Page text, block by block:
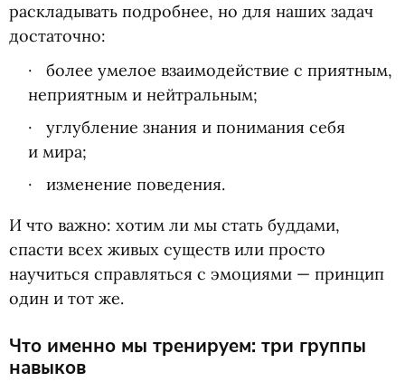
раскладывать подробнее, но для наших задач
достаточно:
более умелое взаимодействие с приятным,
неприятным и нейтральным;
углубление знания и понимания себя
и мира;
изменение поведения.
И что важно: хотим ли мы стать буддами,
спасти всех живых существ или просто
научиться справляться с эмоциями — принцип
один и тот же.
Что именно мы тренируем: три группы
навыков